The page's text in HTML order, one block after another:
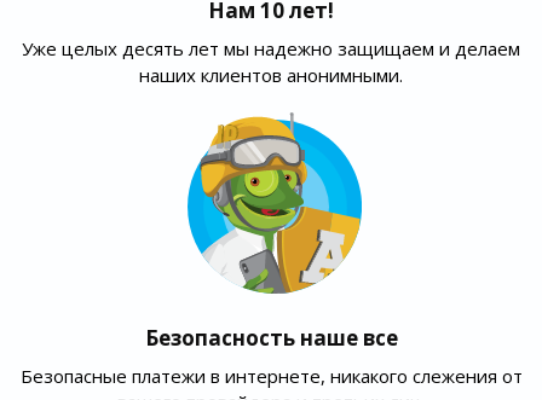
Нам 10 лет!
Уже целых десять лет мы надежно защищаем и делаем
наших клиентов анонимными.
Безопасность наше все
Безопасные платежи в интернете, никакого слежения от